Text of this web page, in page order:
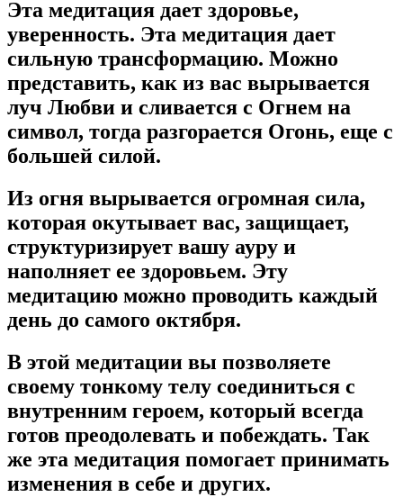
Эта медитация дает здоровье,
уверенность. Эта медитация дает
сильную трансформацию. Можно
представить, как из вас вырывается
луч Любви и сливается с Огнем на
символ, тогда разгорается Огонь, еще с
большей силой.
Из огня вырывается огромная сила,
которая окутывает вас, защищает,
структуризирует вашу ауру и
наполняет ее здоровьем. Эту
медитацию можно проводить каждый
день до самого октября.
В этой медитации вы позволяете
своему тонкому телу соединиться с
внутренним героем, который всегда
готов преодолевать и побеждать. Так
же эта медитация помогает принимать
изменения в себе и других.